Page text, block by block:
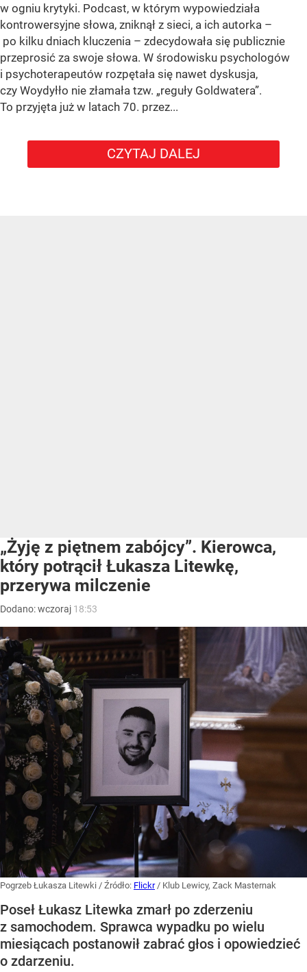
w ogniu krytyki. Podcast, w którym wypowiedziała
kontrowersyjne słowa, zniknął z sieci, a ich autorka –
po kilku dniach kluczenia – zdecydowała się publicznie
przeprosić za swoje słowa. W środowisku psychologów
i psychoterapeutów rozpętała się nawet dyskusja,
czy Woydyłło nie złamała tzw. „reguły Goldwatera”.
To przyjęta już w latach 70. przez...
CZYTAJ DALEJ
„Żyję z piętnem zabójcy”. Kierowca,
który potrącił Łukasza Litewkę,
przerywa milczenie
Dodano:wczoraj 18:53
Pogrzeb Łukasza Litewki / Źródło: Flickr / Klub Lewicy, Zack Masternak
Poseł Łukasz Litewka zmarł po zderzeniu
z samochodem. Sprawca wypadku po wielu
miesiącach postanowił zabrać głos i opowiedzieć
o zdarzeniu.